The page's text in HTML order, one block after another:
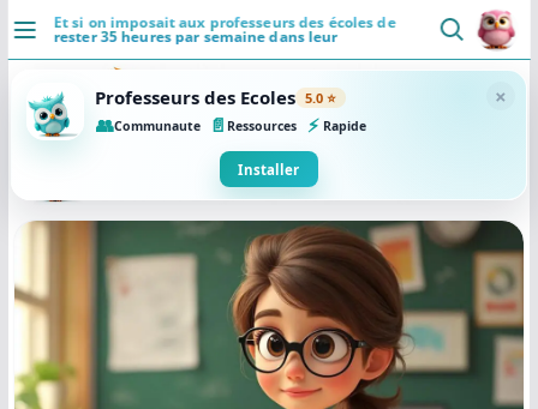
PasserEt si on imposait aux professeurs des écoles de
rester 35 heures par semaine dans leur
établissement scolaire ?
DÉCOUVRIR
Accueil
Actualités
VIE PROFESSIONNELLE
Agenda
Professeurs des Ecoles 5.0 ⭐
👥Communaute 📄 Ressources ⚡ Rapide
×
Installer